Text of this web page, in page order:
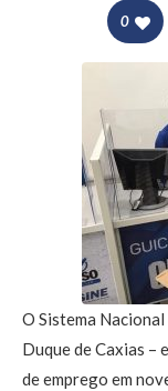
0
O Sistema Nacional
Duque de Caxias –
de emprego em